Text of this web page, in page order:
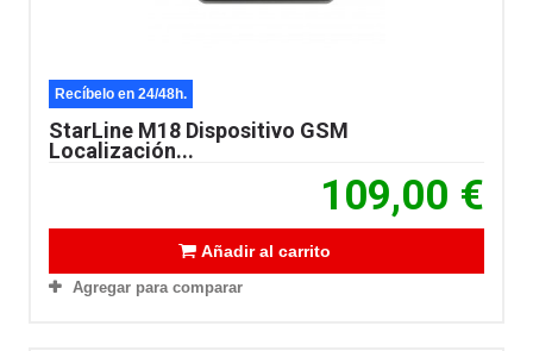
Recíbelo en 24/48h.
StarLine M18 Dispositivo GSM
Localización...
109,00 €
Añadir al carrito
Agregar para comparar